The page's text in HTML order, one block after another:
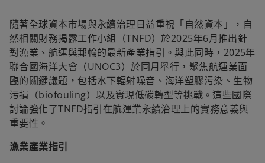
隨著全球資本市場與永續治理日益重視「自然資本」，自
然相關財務揭露工作小組（TNFD）於2025年6月推出針
對漁業、航運與郵輪的最新產業指引。與此同時，2025年
聯合國海洋大會（UNOC3）於同月舉行，聚焦航運業面
臨的關鍵議題，包括水下輻射噪音、海洋塑膠污染、生物
污損（biofouling）以及實現低碳轉型等挑戰。這些國際
討論強化了TNFD指引在航運業永續治理上的實務意義與
重要性。
漁業產業指引